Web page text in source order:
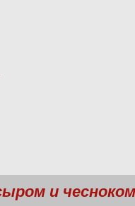
и чесноком